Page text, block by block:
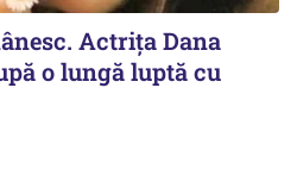
Actrița Dana
o lungă luptă cu